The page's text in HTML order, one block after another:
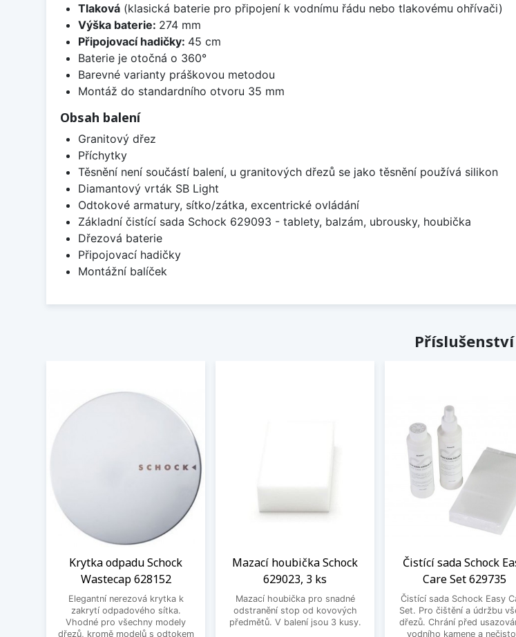
Tlaková(klasická baterie pro připojení k vodnímu řádu nebo tlakovému ohřívači)
Výška baterie: 274 mm
Připojovací hadičky: 45 cm
Baterie je otočná o 360°
Barevné varianty práškovou metodou
Montáž do standardního otvoru 35 mm
Obsah balení
Granitový dřez
Příchytky
Těsnění není součástí balení, u granitových dřezů se jako těsnění používá silikon
Diamantový vrták SB Light
Odtokové armatury, sítko/zátka, excentrické ovládání
Základní čistící sada Schock 629093 - tablety, balzám, ubrousky, houbička
Dřezová baterie
Připojovací hadičky
Montážní balíček
Příslušenství
Krytka odpadu Schock
Wastecap 628152
Elegantní nerezová krytka k
zakrytí odpadového sítka.
Vhodné pro všechny modely
dřezů, kromě modelů s odtokem
Mazací houbička Schock
629023, 3 ks
Mazací houbička pro snadné
odstranění stop od kovových
předmětů. V balení jsou 3 kusy.
Čistící sada Schock
Care Set 629735
Čistící sada Schock Easy
Set. Pro čištění a údržbu
dřezů. Chrání před
vodního kamene a